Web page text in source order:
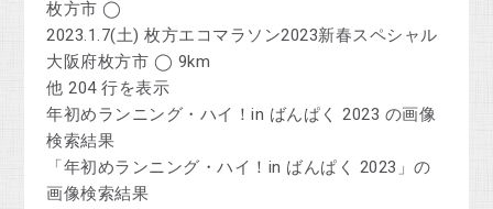
枚方市 ◯
2023.1.7(土) 枚方エコマラソン2023新春スペシャル
大阪府枚方市 ◯ 9km
他 204 行を表示
年初めランニング・ハイ！in ばんぱく 2023 の画像
検索結果
「年初めランニング・ハイ！in ばんぱく 2023」の
画像検索結果